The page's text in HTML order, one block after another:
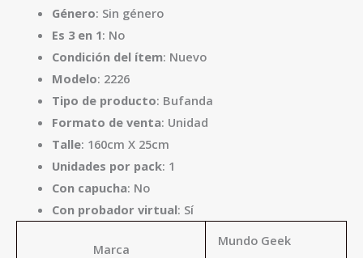
Género: Sin género
Es 3 en 1: No
Condición del ítem: Nuevo
Modelo: 2226
Tipo de producto: Bufanda
Formato de venta: Unidad
Talle: 160cm X 25cm
Unidades por pack: 1
Con capucha: No
Con probador virtual: Sí
Marca
Mundo Geek